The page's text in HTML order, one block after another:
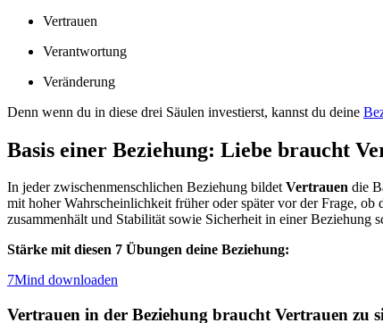
Vertrauen
Verantwortung
Veränderung
Denn wenn du in diese drei Säulen investierst, kannst du deine
Basis einer Beziehung: Liebe braucht
In jeder zwischenmenschlichen Beziehung bildetVertrauen die
mit hoher Wahrscheinlichkeit früher oder später vor der Frage,
zusammenhält und Stabilität sowie Sicherheit in einer Beziehung
Stärke mit diesen 7 Übungen deine Beziehung:
7Mind downloaden
Vertrauen in der Beziehung braucht Vertrauen zu